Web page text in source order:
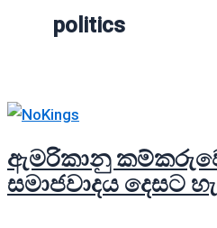
politics
ඇමරිකානු
සමාජවාදය දෙසට